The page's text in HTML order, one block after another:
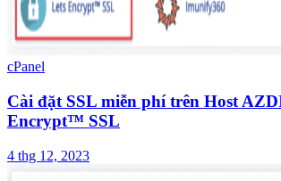
cPanel
Cài đặt SSL miễn phí trên Host
Encrypt™ SSL
4 thg 12, 2023